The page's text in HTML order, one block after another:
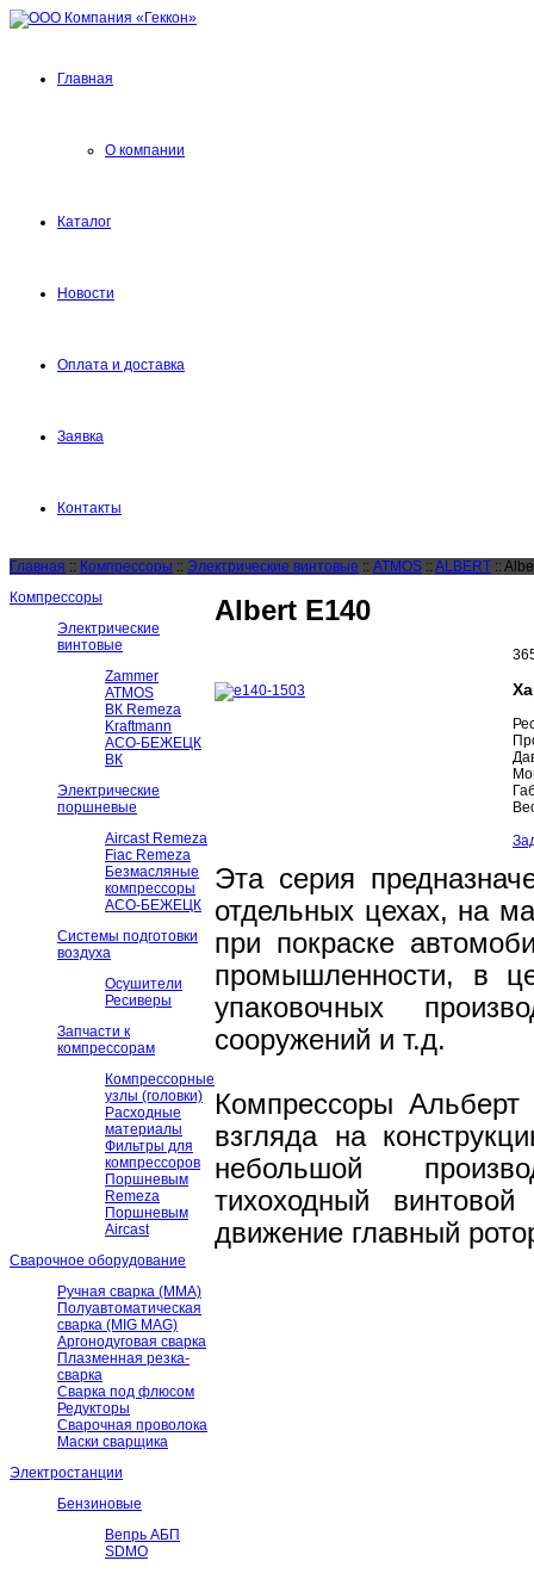
Главная
О компании
Каталог
Новости
Оплата и доставка
Заявка
Контакты
Главная :: Компрессоры :: Электрические винтовые :: ATMOS :: ALBERT ::
Компрессоры
Электрические
винтовые
Zammer
ATMOS
ВК Remeza
Kraftmann
АСО-БЕЖЕЦК
ВК
Электрические
поршневые
Aircast Remeza
Fiac Remeza
Безмасляные
компрессоры
АСО-БЕЖЕЦК
Системы подготовки
воздуха
Осушители
Ресиверы
Запчасти к
компрессорам
Компрессорные
узлы (головки)
Расходные
материалы
Фильтры для
компрессоров
Поршневым
Remeza
Поршневым
Aircast
Сварочное оборудование
Ручная сварка (ММА)
Полуавтоматическая
сварка (MIG MAG)
Аргонодуговая сварка
Плазменная резка-
сварка
Сварка под флюсом
Редукторы
Сварочная проволока
Маски сварщика
Электростанции
Бензиновые
Вепрь АБП
SDMO
Albert E140
Эта серия
отдельных цехах, на
при покраске
промышленности, в
упаковочных
сооружений и т.д.
Компрессоры Альберт
взгляда на
небольшой
тихоходный
движение главный